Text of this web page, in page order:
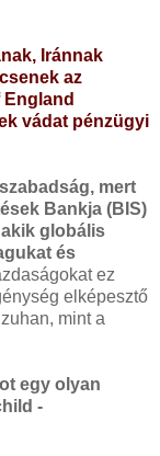
Iránnak
az
England
vádat pénzügyi
mert
Bankja (BIS)
globális
és
ez
elképesztő
mint a
egy olyan
-